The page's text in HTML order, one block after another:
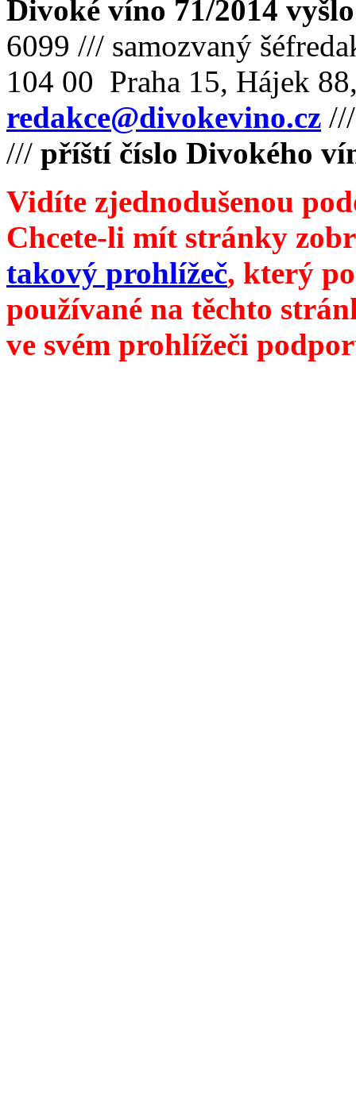
Divoké víno 71/2014
6099 /// samozvaný
104 00 Praha 15, Hájek
redakce@divokevino.cz
/// příští číslo Divokého
Vidíte zjednodušenou
Chcete-li mít stránky
takový prohlížeč, který
používané na těchto
ve svém prohlížeči